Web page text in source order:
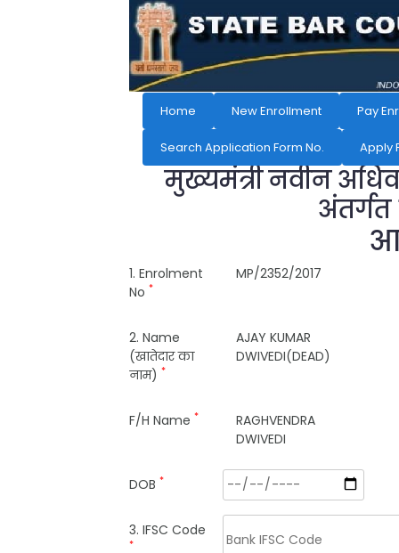
Home New Enrollment Pay
Search Application Form No. Apply
मुख्यमंत्री नवीन
अंतर्गत
1. Enrolment
No *
MP/2352/2017
2. Name
(खातेदार का
नाम) *
AJAY KUMAR
DWIVEDI(DEAD)
F/H Name *
RAGHVENDRA
DWIVEDI
DOB *
3. IFSC Code
*